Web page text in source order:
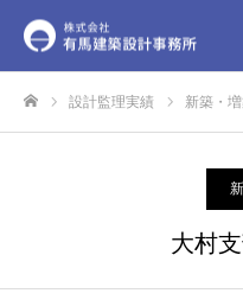
設計監理実績 新築・
大村